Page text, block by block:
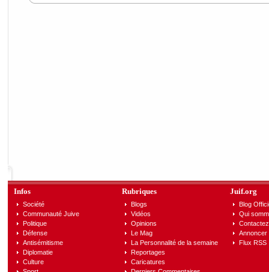
Infos
Société
Communauté Juive
Politique
Défense
Antisémitisme
Diplomatie
Culture
Rubriques
Blogs
Vidéos
Opinions
Le Mag
La Personnalité de la semaine
Reportages
Caricatures
Juif.org
Blog
Qui
Annoncer
Flux RSS